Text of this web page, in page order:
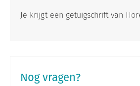
Je krijgt een getuigschrift van
Nog vragen?